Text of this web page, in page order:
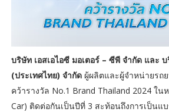
บริษัท เอสเอไอซี มอเตอร์ – ซีพี จำกัด และ
(ประเทศไทย) จำกัดผู้ผลิตและผู้จำหน่ายรถ
คว้ารางวัล No.1 Brand Thailand 2024 ใน
Car) ติดต่อกันเป็นปีที่ 3 สะท้อนถึงการเป็นแ